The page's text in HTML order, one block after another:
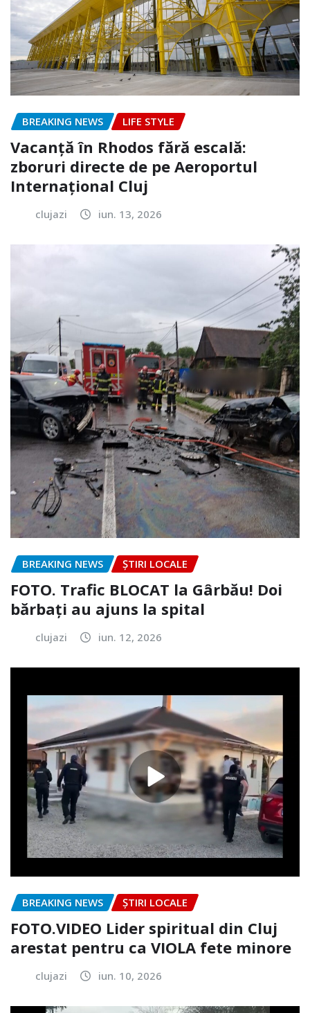
BREAKING NEWS LIFE STYLE
Vacanță în Rhodos fără escală:
zboruri directe de pe Aeroportul
Internațional Cluj
clujazi iun. 13, 2026
BREAKING NEWS ȘTIRI LOCALE
FOTO. Trafic BLOCAT la Gârbău! Doi
bărbați au ajuns la spital
clujazi iun. 12, 2026
BREAKING NEWS ȘTIRI LOCALE
FOTO.VIDEO Lider spiritual din Cluj
arestat pentru ca VIOLA fete minore
clujazi iun. 10, 2026